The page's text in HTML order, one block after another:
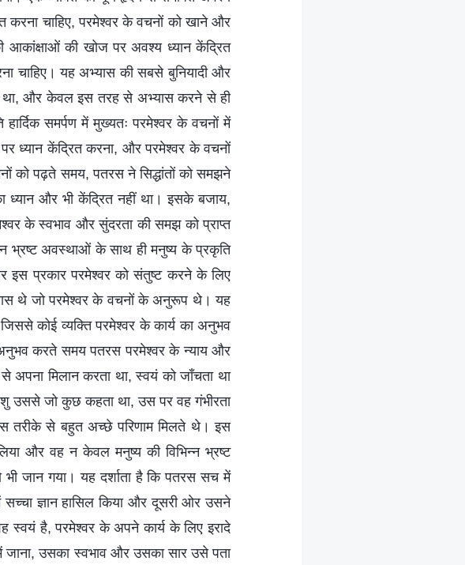
करना चाहिए, परमेश्वर के वचनों को खाने और
आकांक्षाओं की खोज पर अवश्य ध्यान केंद्रित
चाहिए। यह अभ्यास की सबसे बुनियादी और
था, और केवल इस तरह से अभ्यास करने से ही
समर्पण में मुख्यतः परमेश्वर के वचनों में
ध्यान केंद्रित करना, और परमेश्वर के वचनों
को पढ़ते समय, पतरस ने सिद्धांतों को समझने
ध्यान और भी केंद्रित नहीं था। इसके बजाय,
के स्वभाव और सुंदरता की समझ को प्राप्त
भ्रष्ट अवस्थाओं के साथ ही मनुष्य के प्रकृति
इस प्रकार परमेश्वर को संतुष्ट करने के लिए
थे जो परमेश्वर के वचनों के अनुरूप थे। यह
कोई व्यक्ति परमेश्वर के कार्य का अनुभव
करते समय पतरस परमेश्वर के न्याय और
मिलान करता था, स्वयं को जाँचता था
उससे जो कुछ कहता था, उस पर वह गंभीरता
तरीके से बहुत अच्छे परिणाम मिलते थे। इस
और वह न केवल मनुष्य की विभिन्न भ्रष्ट
जान गया। यह दर्शाता है कि पतरस सच में
ज्ञान हासिल किया और दूसरी ओर उसने
स्वयं है, परमेश्वर के अपने कार्य के लिए इरादे
उसका स्वभाव और उसका सार उसे पता